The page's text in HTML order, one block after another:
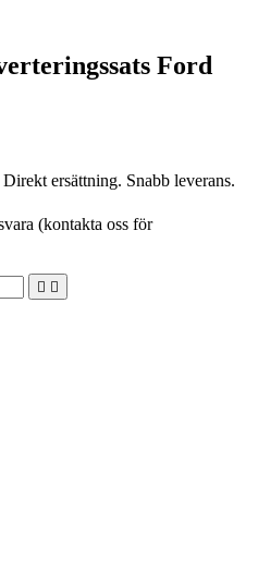
Ford
ersättning. Snabb leverans.
(kontakta oss för
 